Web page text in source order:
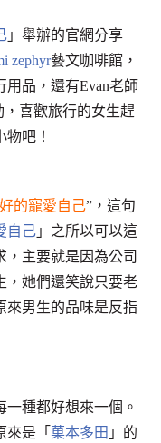
」舉辦的官網分享
zephyr藝文咖啡館，
品，還有Evan老師
喜歡旅行的女生趕
吧！
的寵愛自己”，這句
自己 」之所以可以這
，主要就是因為公司
，她們還笑說只要老
來男生的品味是反指
種都好想來一個。
來是「 菓本多田 」的